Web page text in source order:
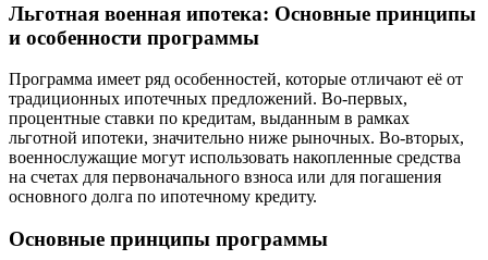
Льготная военная ипотека: Основные принципы
и особенности программы
Программа имеет ряд особенностей, которые отличают её от
традиционных ипотечных предложений. Во-первых,
процентные ставки по кредитам, выданным в рамках
льготной ипотеки, значительно ниже рыночных. Во-вторых,
военнослужащие могут использовать накопленные средства
на счетах для первоначального взноса или для погашения
основного долга по ипотечному кредиту.
Основные принципы программы